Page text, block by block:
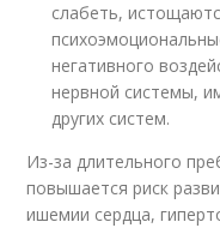
слабеть,
негативного
нервной системы,
других систем.
Из-за длительного
повышается риск
ишемии сердца,